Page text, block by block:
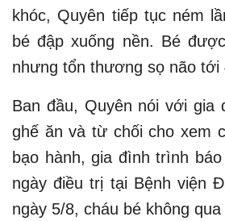
khóc, Quyên tiếp tục ném
bé đập xuống nền. Bé
nhưng tổn thương sọ não tới
Ban đầu, Quyên nói với gia
ghế ăn và từ chối cho xem
bạo hành, gia đình trình
ngày điều trị tại Bệnh viện
ngày 5/8, cháu bé không qua